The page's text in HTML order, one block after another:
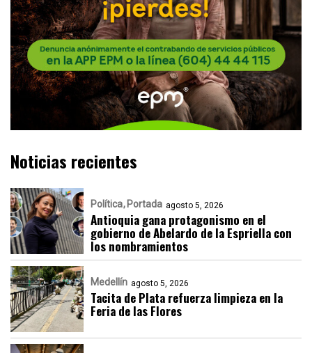
Noticias recientes
Política Portada agosto 5, 2026
Antioquia gana protagonismo en el
gobierno de Abelardo de la Espriella con
los nombramientos
Medellín agosto 5, 2026
Tacita de Plata refuerza limpieza en la
Feria de las Flores